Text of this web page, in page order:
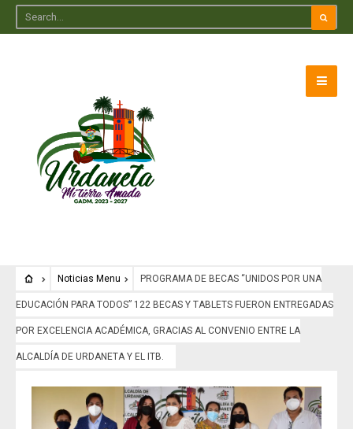
Noticias Menu PROGRAMA DE BECAS “UNIDOS POR UNA
EDUCACIÓN PARA TODOS” 122 BECAS Y TABLETS FUERON ENTREGADAS
POR EXCELENCIA ACADÉMICA, GRACIAS AL CONVENIO ENTRE LA
ALCALDÍA DE URDANETA Y EL ITB.